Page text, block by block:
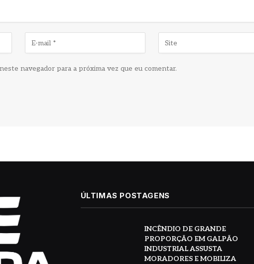
navegador para a próxima vez que eu comentar.
ÚLTIMAS POSTAGENS
INCÊNDIO DE GRANDE
PROPORÇÃO EM GALPÃO
INDUSTRIAL ASSUSTA
MORADORES E MOBILIZA